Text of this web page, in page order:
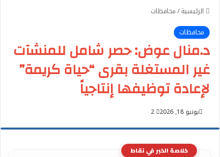
الرئيسية/محافظات
محافظات
د.منال عوض: حصر شامل للمنشآت
غير المستغلة بقرى “حياة كريمة”
لإعادة توظيفها إنتاجياً
يونيو 18, 2026
خلاصة الخبر في نقاط